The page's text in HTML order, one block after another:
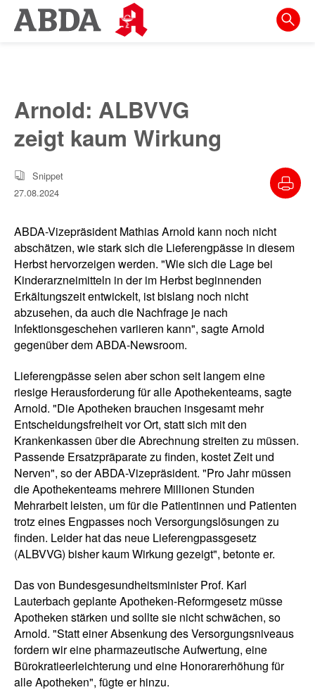
Springe
direkt
zur
Meta-
Navigation
zum
Inhalt
zur
Suche
Arnold: ALBVVG
zeigt kaum Wirkung
Snippet
27.08.2024
ABDA-Vizepräsident Mathias Arnold kann noch nicht
abschätzen, wie stark sich die Lieferengpässe in diesem
Herbst hervorzeigen werden. "Wie sich die Lage bei
Kinderarzneimitteln in der im Herbst beginnenden
Erkältungszeit entwickelt, ist bislang noch nicht
abzusehen, da auch die Nachfrage je nach
Infektionsgeschehen variieren kann", sagte Arnold
gegenüber dem ABDA-Newsroom.
Lieferengpässe seien aber schon seit langem eine
riesige Herausforderung für alle Apothekenteams, sagte
Arnold. "Die Apotheken brauchen insgesamt mehr
Entscheidungsfreiheit vor Ort, statt sich mit den
Krankenkassen über die Abrechnung streiten zu müssen.
Passende Ersatzpräparate zu finden, kostet Zeit und
Nerven", so der ABDA-Vizepräsident. "Pro Jahr müssen
die Apothekenteams mehrere Millionen Stunden
Mehrarbeit leisten, um für die Patientinnen und Patienten
trotz eines Engpasses noch Versorgungslösungen zu
finden. Leider hat das neue Lieferengpassgesetz
(ALBVVG) bisher kaum Wirkung gezeigt", betonte er.
Das von Bundesgesundheitsminister Prof. Karl
Lauterbach geplante Apotheken-Reformgesetz müsse
Apotheken stärken und sollte sie nicht schwächen, so
Arnold. "Statt einer Absenkung des Versorgungsniveaus
fordern wir eine pharmazeutische Aufwertung, eine
Bürokratieerleichterung und eine Honorarerhöhung für
alle Apotheken", fügte er hinzu.